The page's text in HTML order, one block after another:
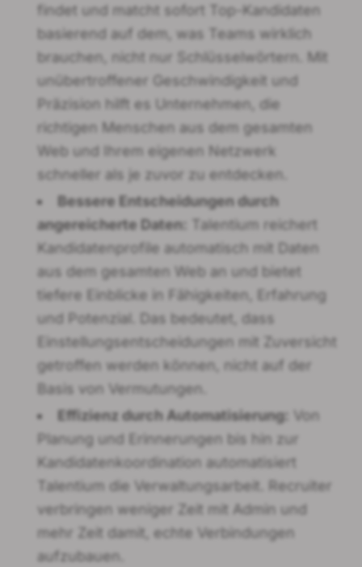
findet und matcht sofort Top-Kandidaten
basierend auf dem, was Teams wirklich
brauchen, nicht nur Schlüsselwörtern. Mit
unübertroffener Geschwindigkeit und
Präzision hilft es Unternehmen, die
richtigen Menschen aus dem gesamten
Web und Ihrem eigenen Netzwerk
schneller als je zuvor zu entdecken.
Bessere Entscheidungen durch
angereicherte Daten:
Talentium reichert
Kandidatenprofile automatisch mit Daten
aus dem gesamten Web an und bietet
tiefere Einblicke in Fähigkeiten, Erfahrung
und Potenzial. Das bedeutet, dass
Einstellungsentscheidungen mit Zuversicht
getroffen werden können, nicht auf der
Basis von Vermutungen.
Effizienz durch Automatisierung:
Von
Planung und Erinnerungen bis hin zur
Kandidatenkoordination automatisiert
Talentium die Verwaltungsarbeit. Recruiter
verbringen weniger Zeit mit Admin und
mehr Zeit damit, echte Verbindungen
aufzubauen.